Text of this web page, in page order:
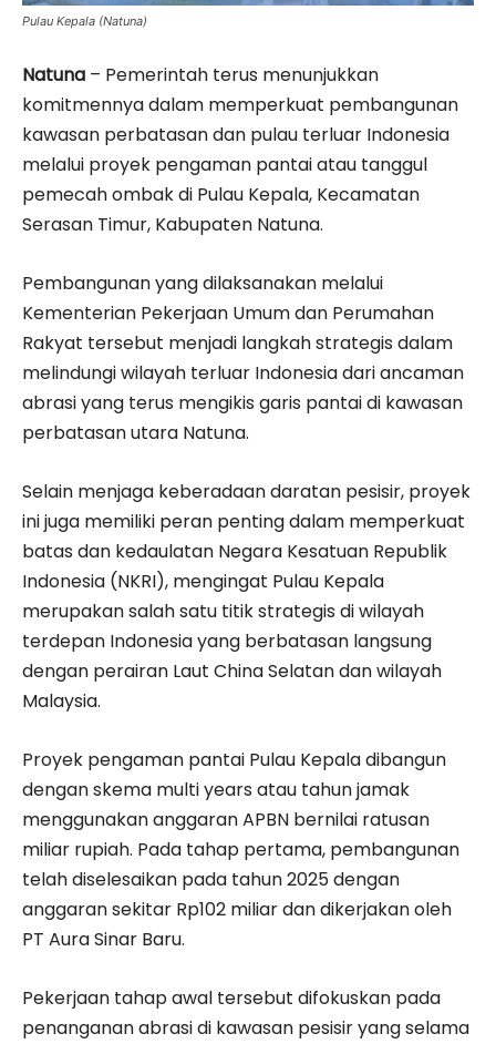
Pulau Kepala (Natuna)
Natuna – Pemerintah terus menunjukkan
komitmennya dalam memperkuat pembangunan
kawasan perbatasan dan pulau terluar Indonesia
melalui proyek pengaman pantai atau tanggul
pemecah ombak di Pulau Kepala, Kecamatan
Serasan Timur, Kabupaten Natuna.
Pembangunan yang dilaksanakan melalui
Kementerian Pekerjaan Umum dan Perumahan
Rakyat tersebut menjadi langkah strategis dalam
melindungi wilayah terluar Indonesia dari ancaman
abrasi yang terus mengikis garis pantai di kawasan
perbatasan utara Natuna.
Selain menjaga keberadaan daratan pesisir, proyek
ini juga memiliki peran penting dalam memperkuat
batas dan kedaulatan Negara Kesatuan Republik
Indonesia (NKRI), mengingat Pulau Kepala
merupakan salah satu titik strategis di wilayah
terdepan Indonesia yang berbatasan langsung
dengan perairan Laut China Selatan dan wilayah
Malaysia.
Proyek pengaman pantai Pulau Kepala dibangun
dengan skema multi years atau tahun jamak
menggunakan anggaran APBN bernilai ratusan
miliar rupiah. Pada tahap pertama, pembangunan
telah diselesaikan pada tahun 2025 dengan
anggaran sekitar Rp102 miliar dan dikerjakan oleh
PT Aura Sinar Baru.
Pekerjaan tahap awal tersebut difokuskan pada
penanganan abrasi di kawasan pesisir yang selama